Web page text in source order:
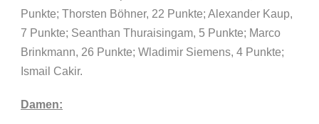
Punkte; Thorsten Böhner, 22 Punkte; Alexander Kaup,
7 Punkte; Seanthan Thuraisingam, 5 Punkte; Marco
Brinkmann, 26 Punkte; Wladimir Siemens, 4 Punkte;
Ismail Cakir.
Damen: